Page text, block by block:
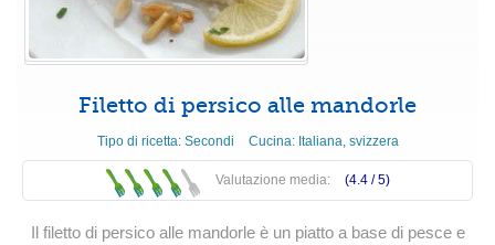
Filetto di persico alle mandorle
Tipo di ricetta: Secondi Cucina: Italiana, svizzera
Valutazione media: (4.4 /5)
Il filetto di persico alle mandorle è un piatto a base di pesce e